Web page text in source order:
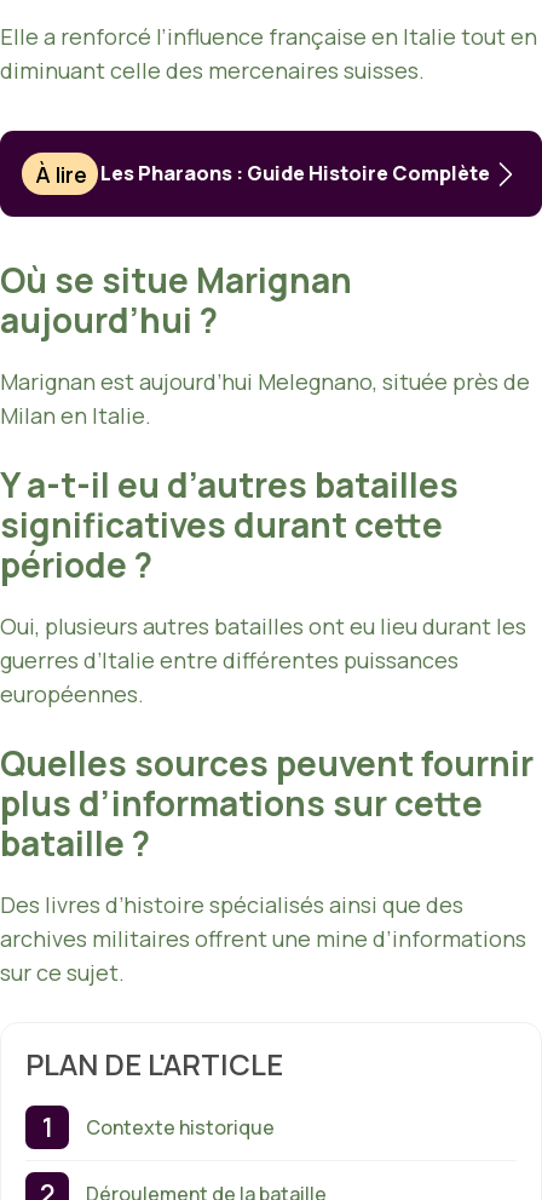
Elle a renforcé l’influence française en Italie tout en
diminuant celle des mercenaires suisses.
À lire Les Pharaons : Guide Histoire Complète
Où se situe Marignan
aujourd’hui ?
Marignan est aujourd’hui Melegnano, située près de
Milan en Italie.
Y a-t-il eu d’autres batailles
significatives durant cette
période ?
Oui, plusieurs autres batailles ont eu lieu durant les
guerres d’Italie entre différentes puissances
européennes.
Quelles sources peuvent fournir
plus d’informations sur cette
bataille ?
Des livres d’histoire spécialisés ainsi que des
archives militaires offrent une mine d’informations
sur ce sujet.
PLAN DE L'ARTICLE
Contexte historique
Déroulement de la bataille